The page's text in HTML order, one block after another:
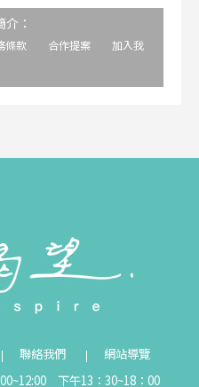
介：
條款 合作提案
加入我
聯絡我們
網站導覽
下午13：30~18：00